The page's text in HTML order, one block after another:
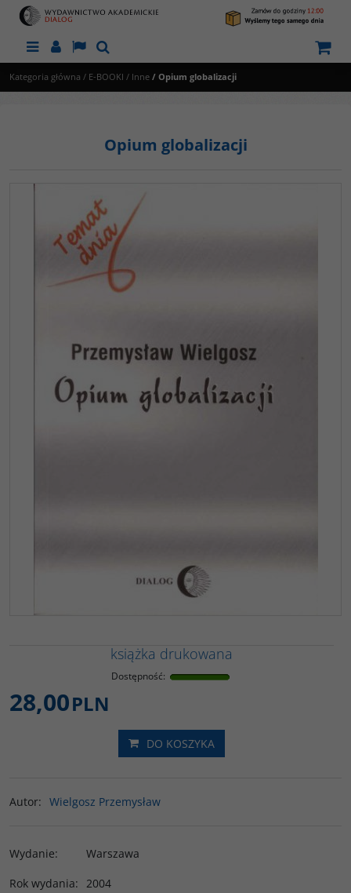
MenuPanelLangSzukaj
Kategoria główna / E-BOOKI / Inne / Opium globalizacji
Opium globalizacji
książka drukowana
Dostępność:
28,00PLN
DO KOSZYKA
Autor: Wielgosz Przemysław
Wydanie:
Warszawa
Rok wydania: 2004